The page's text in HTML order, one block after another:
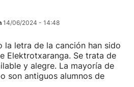
14/06/2024 - 14:48
la letra de la canción han sido
Elektrotxaranga. Se trata de
y alegre. La mayoría de
son antiguos alumnos de